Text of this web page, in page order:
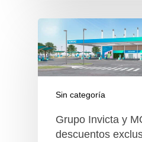
Sin categoría
Grupo Invicta y
descuentos